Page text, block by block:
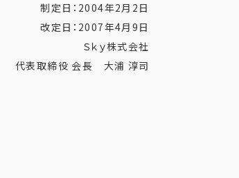
制定日：2004年2月2日
改定日：2007年4月9日
Ｓｋｙ株式会社
代表取締役 会長 大浦 淳司